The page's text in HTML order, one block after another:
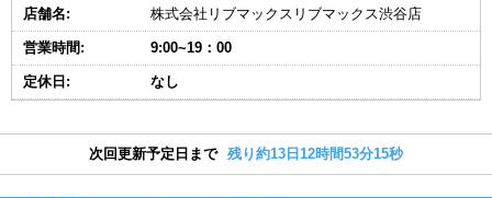
店舗名: 株式会社リブマックスリブマックス渋谷店
営業時間: 9:00~19：00
定休日: なし
次回更新予定日まで 残り約13日12時間53分14秒